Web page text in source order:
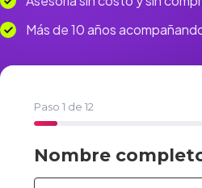
Más de 10 años